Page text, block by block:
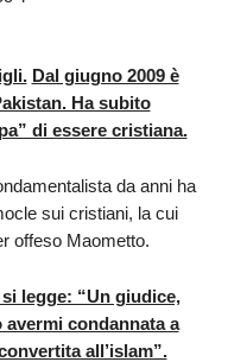
Dal giugno 2009 è
Ha subito
di essere cristiana.
da anni ha
sui cristiani, la cui
offeso Maometto.
legge: “Un giudice,
avermi condannata a
all’islam”.